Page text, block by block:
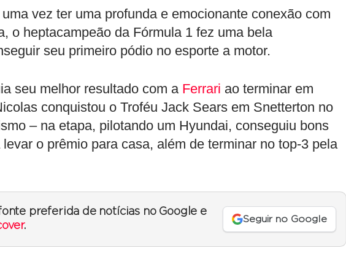
vez ter uma profunda e emocionante conexão com
o heptacampeão da Fórmula 1 fez uma bela
seu primeiro pódio no esporte a motor.
seu melhor resultado com a Ferrari ao terminar em
conquistou o Troféu Jack Sears em Snetterton no
– na etapa, pilotando um Hyundai, conseguiu bons
o prêmio para casa, além de terminar no top-3 pela
fonte preferida de notícias no Google e
.
Seguir no Google